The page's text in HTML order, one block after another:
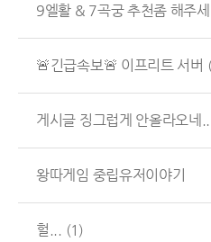
9엘활 & 7곡궁 추천좀 해주
🚨긴급속보🚨 이프리트 서버
게시글 징그럽게 안올라오네..
왕따게임 중립유저이야기
헐... (1)